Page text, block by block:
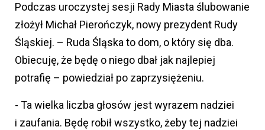
Podczas uroczystej sesji Rady Miasta ślubowanie
złożył Michał Pierończyk, nowy prezydent Rudy
Śląskiej. – Ruda Śląska to dom, o który się dba.
Obiecuję, że będę o niego dbał jak najlepiej
potrafię – powiedział po zaprzysiężeniu.
- Ta wielka liczba głosów jest wyrazem nadziei
i zaufania. Będę robił wszystko, żeby tej nadziei